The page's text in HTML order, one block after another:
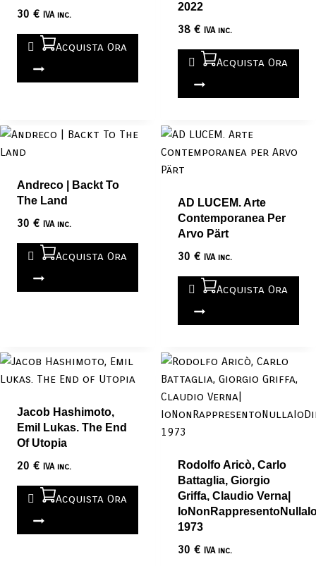
30 € IVA inc.
Acquista Ora
2022
38 € IVA inc.
Acquista Ora
Andreco | Backt To
The Land
30 € IVA inc.
Acquista Ora
AD LUCEM. Arte
Contemporanea Per
Arvo Pärt
30 € IVA inc.
Acquista Ora
Jacob Hashimoto,
Emil Lukas. The End
Of Utopia
20 € IVA inc.
Acquista Ora
Rodolfo Aricò, Carlo
Battaglia, Giorgio
Griffa, Claudio Verna|
1973
30 € IVA inc.